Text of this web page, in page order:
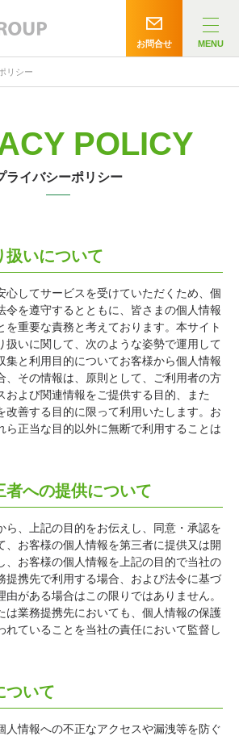
お問合せ MENU
リシー
POLICY
ライバシーポリシー
扱いについて
心してサービスを受けていただくため、個
令を遵守するとともに、皆さまの個人情報
を重要な責務と考えております。本サイト
扱いに関して、次のような姿勢で運用して
集と利用目的についてお客様から個人情報
、その情報は、原則として、ご利用者の方
および関連情報をご提供する目的、また
改善する目的に限って利用いたします。お
ら正当な目的以外に無断で利用することは
者への提供について
ら、上記の目的をお伝えし、同意・承認を
、お客様の個人情報を第三者に提供又は開
、お客様の個人情報を上記の目的で当社の
提携先で利用する場合、および法令に基づ
由がある場合はこの限りではありません。
は業務提携先においても、個人情報の保護
れていることを当社の責任において監督し
ついて
人情報への不正なアクセスや漏洩等を防ぐ